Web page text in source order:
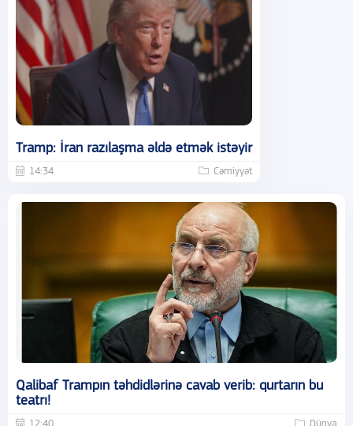
Tramp: İran razılaşma əldə etmək istəyir
14:34 Cəmiyyət
Qalibaf Trampın təhdidlərinə cavab verib: qurtarın bu
teatrı!
12:40 Dünya